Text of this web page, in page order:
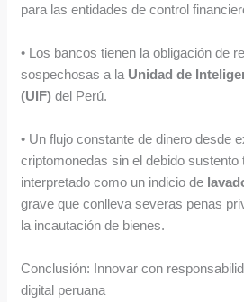
para las entidades de control
• Los bancos tienen la obligación de
sospechosas a la Unidad de
(UIF) del Perú.
• Un flujo constante de dinero desde
criptomonedas sin el debido sustento
interpretado como un indicio de
grave que conlleva severas penas
la incautación de bienes.
Conclusión: Innovar con
digital peruana